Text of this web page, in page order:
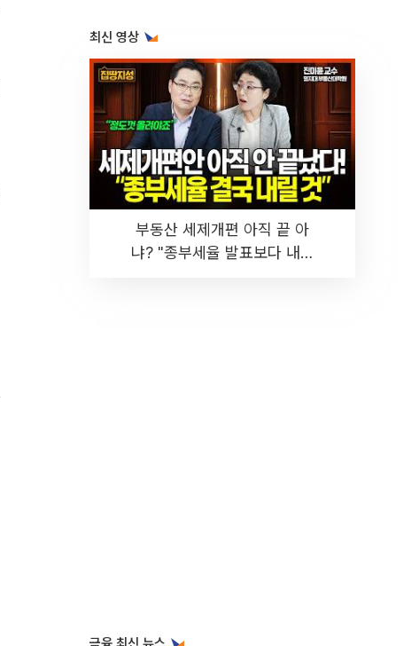
최신 영상
부동산 세제개편 아직 끝 아
냐? "종부세율 발표보다 내릴